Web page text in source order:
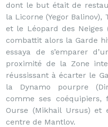
dont le but était de
la Licorne (Yegor
et le Léopard des Neiges
combattit alors la Garde
essaya de s’emparer
proximité de la Zone
réussissant à écarter le
la Dynamo pourpre
comme ses coéquipiers,
Ourse (Mikhail Ursus) et
centre de Mantlov.